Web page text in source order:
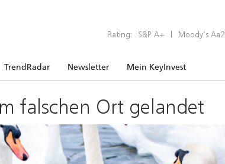
Rating: S&P A+ | Moody’s Aa2
TrendRadar Newsletter Mein KeyInvest
falschen Ort gelandet